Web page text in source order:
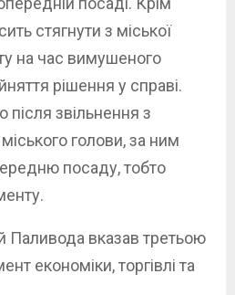
стягнути з міської
на час вимушеного
рішення у справі.
звільнення з
голови, за ним
посаду, тобто
Паливода вказав третьою
економіки, торгівлі та